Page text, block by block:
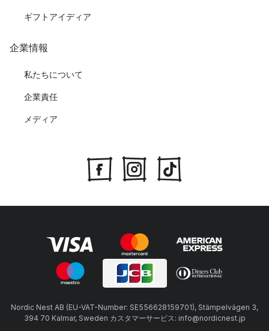
ギフトアイディア
企業情報
私たちについて
企業責任
メディア
Nordic Nest AB (EU-VAT-Number: SE556628159701), Stämpelvägen 3,
394 70 Kalmar, Sweden カスタマーサービス: info@nordicnest.jp